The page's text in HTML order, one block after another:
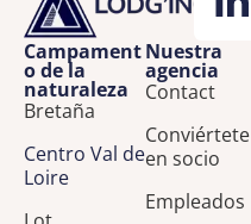
Campament
o de la
naturaleza
Bretaña
Centro Val de
Loire
Nuestra
agencia
Contact
Conviértete
en socio
Empleados